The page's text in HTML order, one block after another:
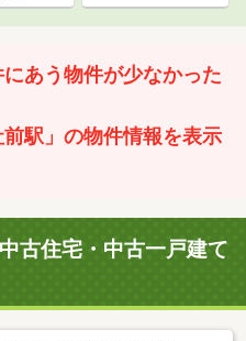
あう物件が少なかった
駅」の物件情報を表示
古住宅・中古一戸建て